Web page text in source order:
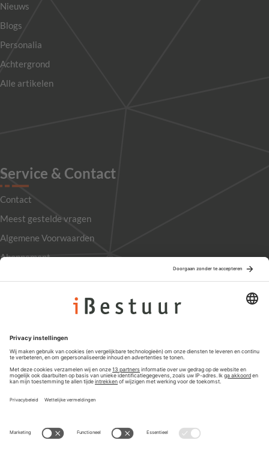
Nieuws
Blogs
Personalia
Achtergrond
Alle artikelen
Service & Contact
Contact
Meest gestelde vragen
Algemene Voorwaarden
Abonnement
Privacyinstellingen